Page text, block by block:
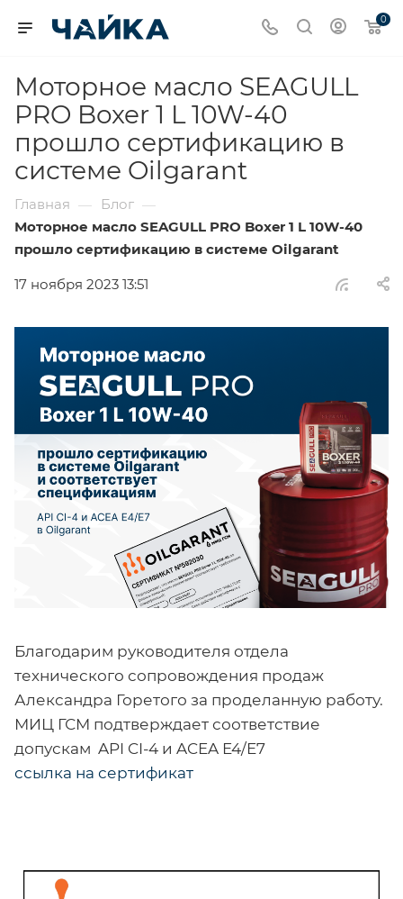
0
Моторное масло SEAGULL
PRO Boxer 1 L 10W-40
прошло сертификацию в
системе Oilgarant
Главная — Блог —
Моторное масло SEAGULL PRO Boxer 1 L 10W-40
прошло сертификацию в системе Oilgarant
17 ноября 2023 13:51
Благодарим руководителя отдела
технического сопровождения продаж
Александра Горетого за проделанную работу.
МИЦ ГСМ подтверждает соответствие
допускам API CI-4 и ACEA E4/E7
ссылка на сертификат